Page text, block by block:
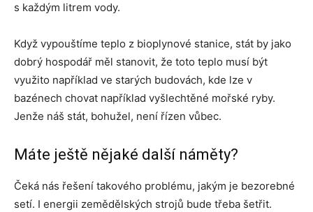
s každým litrem vody.
Když vypouštíme teplo z bioplynové stanice, stát by jako
dobrý hospodář měl stanovit, že toto teplo musí být
využito například ve starých budovách, kde lze v
bazénech chovat například vyšlechtěné mořské ryby.
Jenže náš stát, bohužel, není řízen vůbec.
Máte ještě nějaké další náměty?
Čeká nás řešení takového problému, jakým je bezorebné
setí. I energii zemědělských strojů bude třeba šetřit.